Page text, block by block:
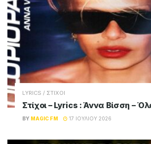
LYRICS / ΣΤΙΧΟΙ
Στίχοι – Lyrics : Άννα Βίσση –
BY MAGIC FM 17 ΙΟΥΛΊΟΥ 2026